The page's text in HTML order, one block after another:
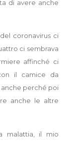
di avere anche
coronavirus ci
ci sembrava
affinché ci
il camice da
perché poi
anche le altre
malattia, il mio